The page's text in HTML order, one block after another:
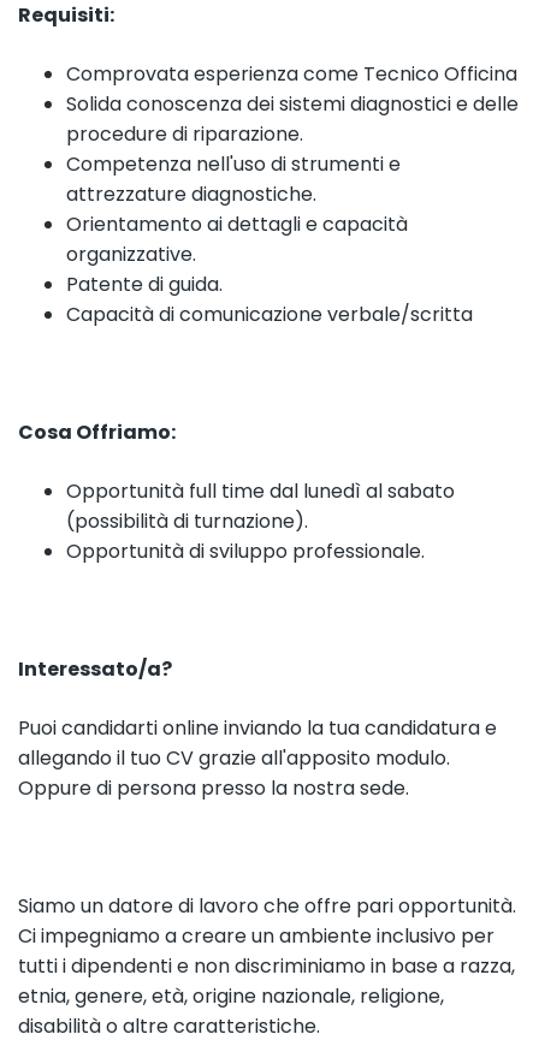
Requisiti:
Comprovata esperienza come Tecnico Officina
Solida conoscenza dei sistemi diagnostici e delle
procedure di riparazione.
Competenza nell'uso di strumenti e
attrezzature diagnostiche.
Orientamento ai dettagli e capacità
organizzative.
Patente di guida.
Capacità di comunicazione verbale/scritta
Cosa Offriamo:
Opportunità full time dal lunedì al sabato
(possibilità di turnazione).
Opportunità di sviluppo professionale.
Interessato/a?
Puoi candidarti online inviando la tua candidatura e
allegando il tuo CV grazie all'apposito modulo.
Oppure di persona presso la nostra sede.
Siamo un datore di lavoro che offre pari opportunità.
Ci impegniamo a creare un ambiente inclusivo per
tutti i dipendenti e non discriminiamo in base a razza,
etnia, genere, età, origine nazionale, religione,
disabilità o altre caratteristiche.